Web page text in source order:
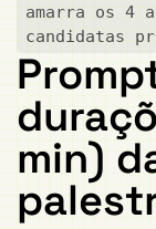
amarra os 4
candidatas
min)